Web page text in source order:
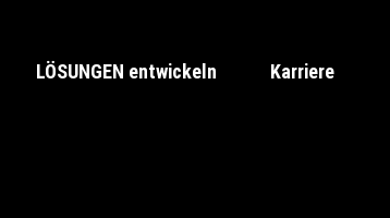
LÖSUNGEN entwickeln Karriere